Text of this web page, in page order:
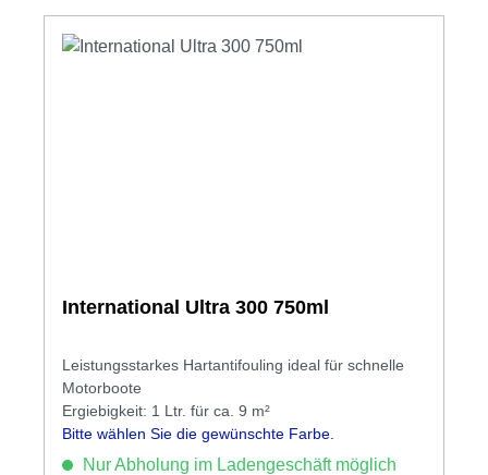
International Ultra 300 750ml
Leistungsstarkes Hartantifouling ideal für schnelle
Motorboote
Ergiebigkeit: 1 Ltr. für ca. 9 m²
Bitte wählen Sie die gewünschte Farbe.
Nur Abholung im Ladengeschäft möglich